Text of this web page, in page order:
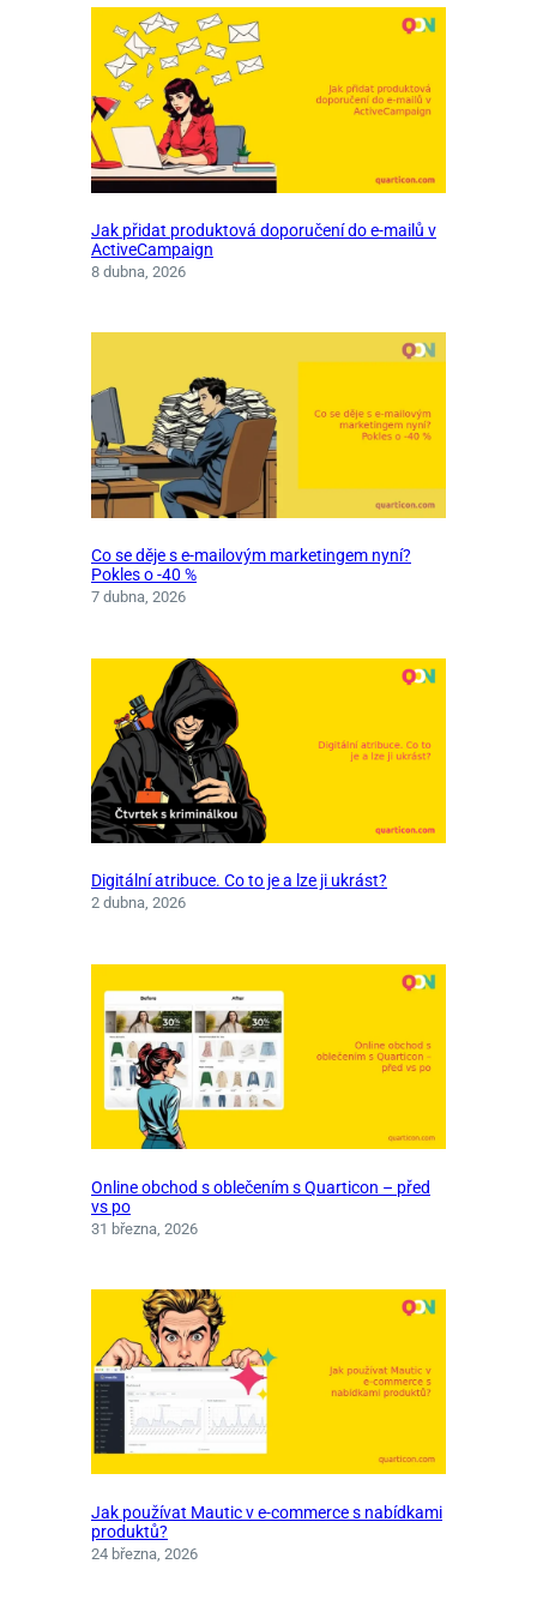
Jak přidat produktová doporučení do e-mailů v
ActiveCampaign
8 dubna, 2026
Co se děje s e-mailovým marketingem nyní?
Pokles o -40 %
7 dubna, 2026
Digitální atribuce. Co to je a lze ji ukrást?
2 dubna, 2026
Online obchod s oblečením s Quarticon – před
vs po
31 března, 2026
Jak používat Mautic v e-commerce s nabídkami
produktů?
24 března, 2026